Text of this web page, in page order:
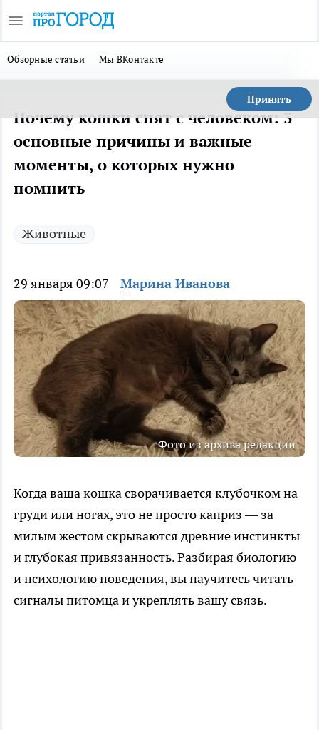
Обзорные статьи Мы ВКонтакте
Принять
Почему кошки спят с человеком: 3
основные причины и важные
моменты, о которых нужно
помнить
Животные
29 января 09:07 Марина Иванова
Фото из архива редакции
Когда ваша кошка сворачивается клубочком на
груди или ногах, это не просто каприз — за
милым жестом скрываются древние инстинкты
и глубокая привязанность. Разбирая биологию
и психологию поведения, вы научитесь читать
сигналы питомца и укреплять вашу связь.